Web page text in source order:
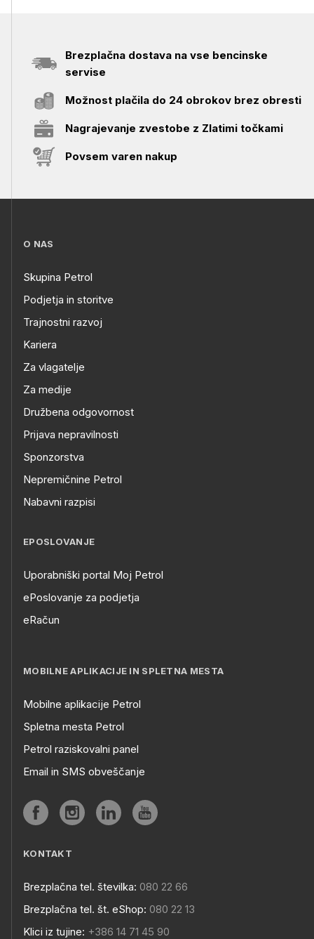
Brezplačna dostava na vse bencinske
servise
Možnost plačila do 24 obrokov brez obresti
Nagrajevanje zvestobe z Zlatimi točkami
Povsem varen nakup
O NAS
Skupina Petrol
Podjetja in storitve
Trajnostni razvoj
Kariera
Za vlagatelje
Za medije
Družbena odgovornost
Prijava nepravilnosti
Sponzorstva
Nepremičnine Petrol
Nabavni razpisi
EPOSLOVANJE
Uporabniški portal Moj Petrol
ePoslovanje za podjetja
eRačun
MOBILNE APLIKACIJE IN SPLETNA MESTA
Mobilne aplikacije Petrol
Spletna mesta Petrol
Petrol raziskovalni panel
Email in SMS obveščanje
KONTAKT
Brezplačna tel. številka: 080 22 66
Brezplačna tel. št. eShop: 080 22 13
Klici iz tujine: +386 14 71 45 90